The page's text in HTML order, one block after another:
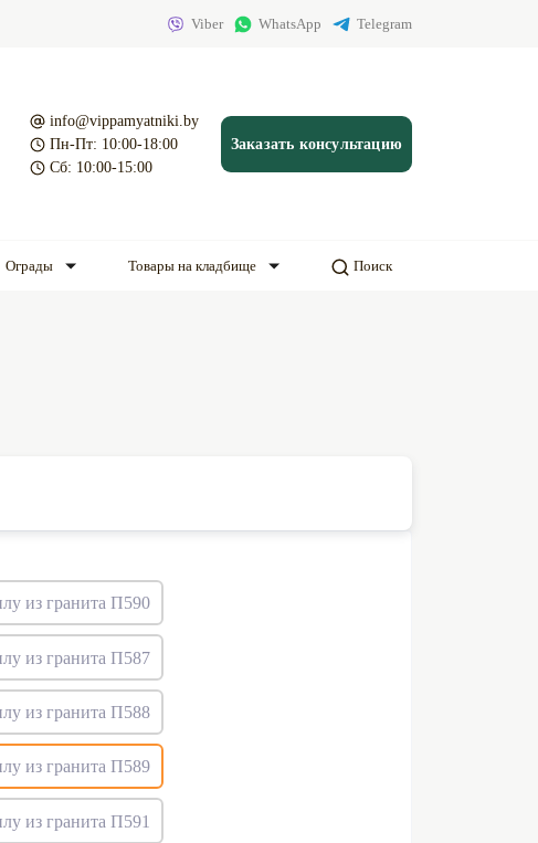
Viber WhatsApp Telegram
info@vippamyatniki.by
Пн-Пт: 10:00-18:00
Сб: 10:00-15:00
Заказать консультацию
Ограды Товары на кладбище Поиск